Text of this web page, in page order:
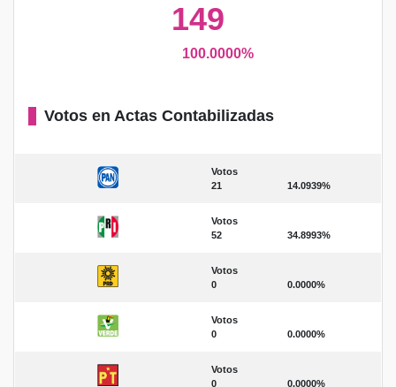
149
100.0000%
Votos en Actas Contabilizadas
Votos
21
14.0939%
Votos
52
34.8993%
Votos
0
0.0000%
Votos
0
0.0000%
Votos
0
0.0000%